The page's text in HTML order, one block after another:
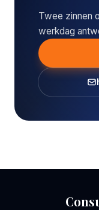
Twee zinnen
werkdag